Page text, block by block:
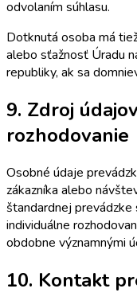
odvolaním súhlasu.
Dotknutá osoba má
alebo sťažnosť Úradu
republiky, ak sa
9. Zdroj
rozhodovanie
Osobné údaje
zákazníka alebo
štandardnej
individuálne
obdobne významnými
10. Kontakt